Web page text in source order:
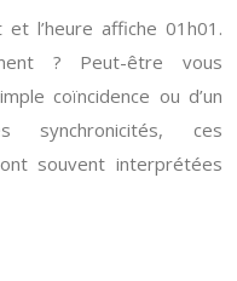
l’heure affiche 01h01.
? Peut-être vous
coïncidence ou d’un
synchronicités, ces
souvent interprétées